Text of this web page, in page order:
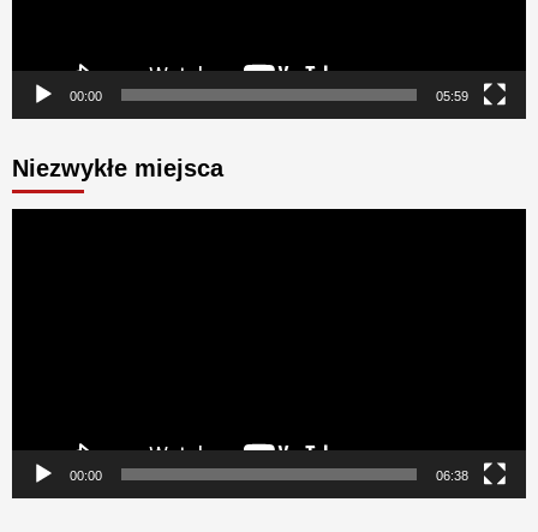
00:00 05:59
Niezwykłe miejsca
00:00 06:38